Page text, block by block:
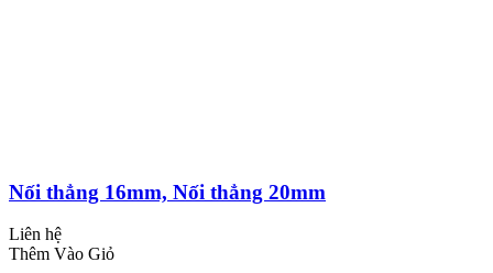
Nối thẳng 16mm, Nối thẳng 20mm
Liên hệ
Thêm Vào Giỏ